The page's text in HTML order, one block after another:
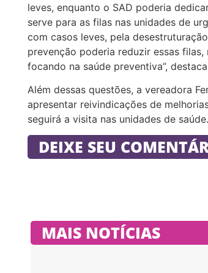
leves, enquanto o SAD poderia
serve para as filas nas unidades de
com casos leves, pela
prevenção poderia reduzir essas
focando na saúde preventiva”,
Além dessas questões, a vereadora
apresentar reivindicações de
seguirá a visita nas unidades de saúde.
DEIXE SEU
MAIS NOTÍCIAS